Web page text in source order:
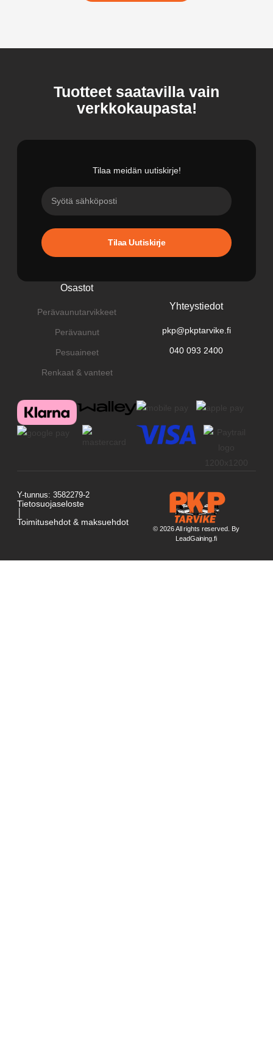
Tuotteet saatavilla vain
verkkokaupasta!
Tilaa meidän uutiskirje!
Tilaa Uutiskirje
Osastot
Perävaunutarvikkeet
Perävaunut
Pesuaineet
Renkaat & vanteet
Yhteystiedot
pkp@pkptarvike.fi
040 093 2400
© 2026 All rights reserved. By
LeadGaining.fi
Y-tunnus: 3582279-2
Tietosuojaseloste
Toimitusehdot & maksuehdot